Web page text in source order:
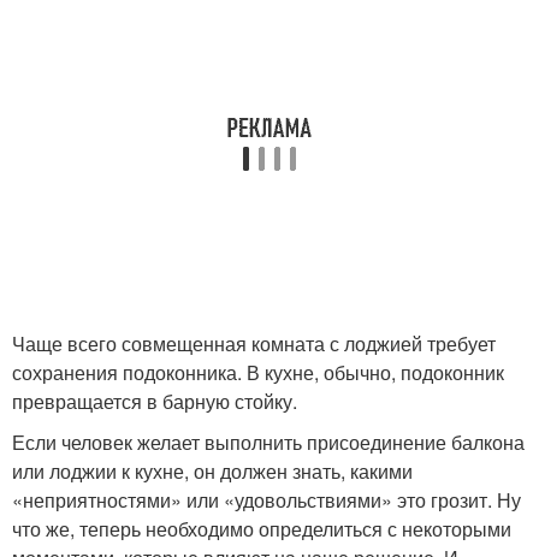
Чаще всего совмещенная комната с лоджией требует
сохранения подоконника. В кухне, обычно, подоконник
превращается в барную стойку.
Если человек желает выполнить присоединение балкона
или лоджии к кухне, он должен знать, какими
«неприятностями» или «удовольствиями» это грозит. Ну
что же, теперь необходимо определиться с некоторыми